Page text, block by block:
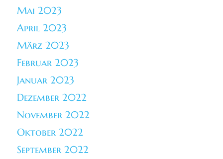
Mai 2023
April 2023
März 2023
Februar 2023
Januar 2023
Dezember 2022
November 2022
Oktober 2022
September 2022